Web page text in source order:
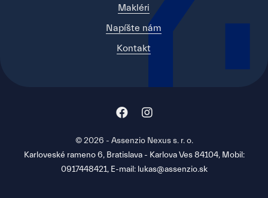
Makléri
Napíšte nám
Kontakt
© 2026 - Assenzio Nexus s. r. o.
Karloveské rameno 6, Bratislava - Karlova Ves 84104, Mobil:
0917448421, E-mail: lukas@assenzio.sk